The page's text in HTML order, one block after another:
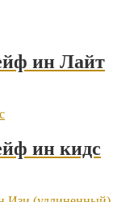
ин Лайт
ин кидс